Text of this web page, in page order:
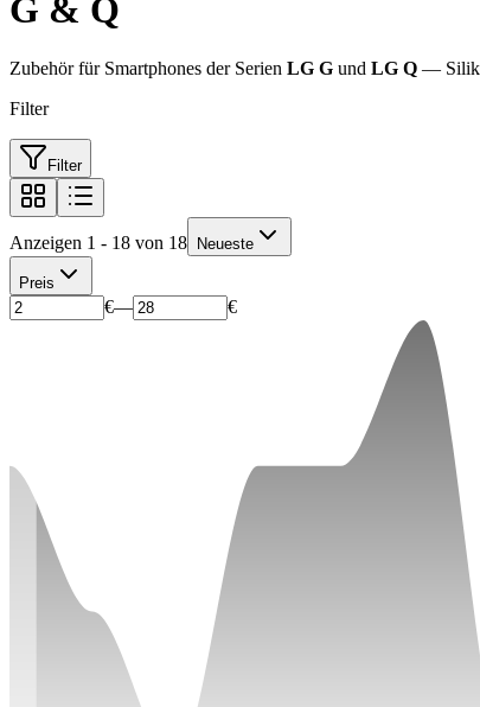
G & Q
Zubehör für Smartphones der Serien LG G und LG Q —
Filter
Filter
Anzeigen 1 - 18 von 18 Neueste
Preis
€— €